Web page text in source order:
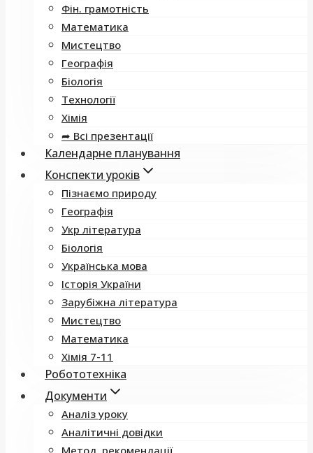
Фін. грамотність
Математика
Мистецтво
Географія
Біологія
Технології
Хімія
➦ Всі презентації
Календарне планування
Конспекти уроків
Пізнаємо природу
Географія
Укр література
Біологія
Українська мова
Історія України
Зарубіжна література
Мистецтво
Математика
Хімія 7-11
Робототехніка
Документи
Аналіз уроку
Аналітичні довідки
Метод. рекомендації